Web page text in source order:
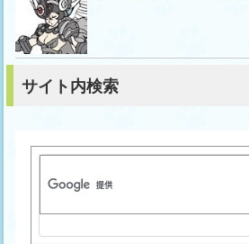
サイト内検索